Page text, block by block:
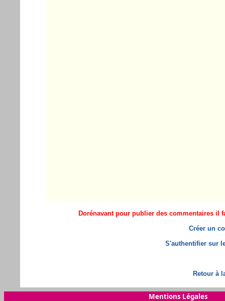
Dorénavant pour publier des commentaires il
Créer un
S'authentifier sur
Retour à
Mentions Légales